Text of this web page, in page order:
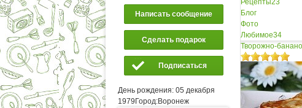
Написать сообщение
Сделать подарок
Подписаться
День рождения: 05 декабря
1979 Город:Воронеж
Рецепты23
Блог
Фото
Любимое34
Творожно-